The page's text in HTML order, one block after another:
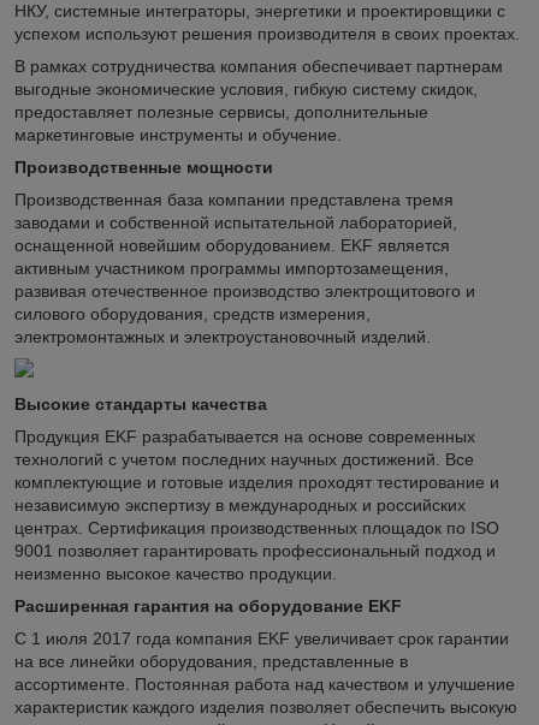
НКУ, системные интеграторы, энергетики и проектировщики с
успехом используют решения производителя в своих проектах.
В рамках сотрудничества компания обеспечивает партнерам
выгодные экономические условия, гибкую систему скидок,
предоставляет полезные сервисы, дополнительные
маркетинговые инструменты и обучение.
Производственные мощности
Производственная база компании представлена тремя
заводами и собственной испытательной лабораторией,
оснащенной новейшим оборудованием. EKF является
активным участником программы импортозамещения,
развивая отечественное производство электрощитового и
силового оборудования, средств измерения,
электромонтажных и электроустановочный изделий.
Высокие стандарты качества
Продукция EKF разрабатывается на основе современных
технологий с учетом последних научных достижений. Все
комплектующие и готовые изделия проходят тестирование и
независимую экспертизу в международных и российских
центрах. Сертификация производственных площадок по ISO
9001 позволяет гарантировать профессиональный подход и
неизменно высокое качество продукции.
Расширенная гарантия на оборудование EKF
С 1 июля 2017 года компания EKF увеличивает срок гарантии
на все линейки оборудования, представленные в
ассортименте. Постоянная работа над качеством и улучшение
характеристик каждого изделия позволяет обеспечить высокую